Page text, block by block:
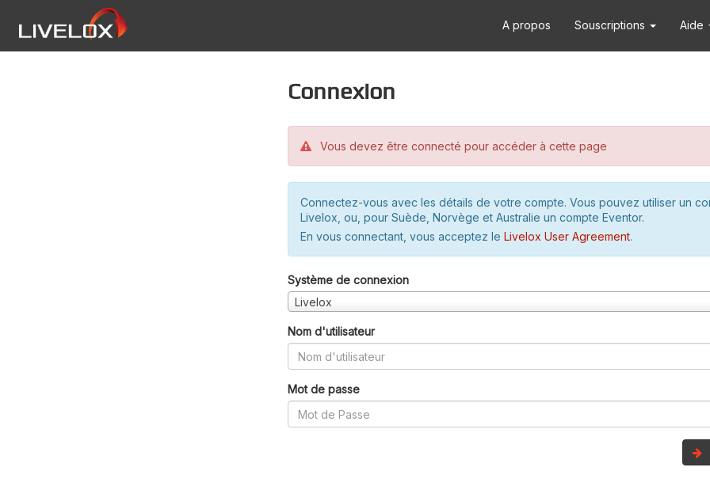
A propos Souscriptions Aide
Connexion
Vous devez être connecté pour accéder à cette page
Connectez-vous avec les détails de votre compte. Vous pouvez utiliser un
Livelox, ou, pour Suède, Norvège et Australie un compte Eventor.
En vous connectant, vous acceptez le Livelox User Agreement.
Système de connexion
Livelox
Nom d'utilisateur
Mot de passe